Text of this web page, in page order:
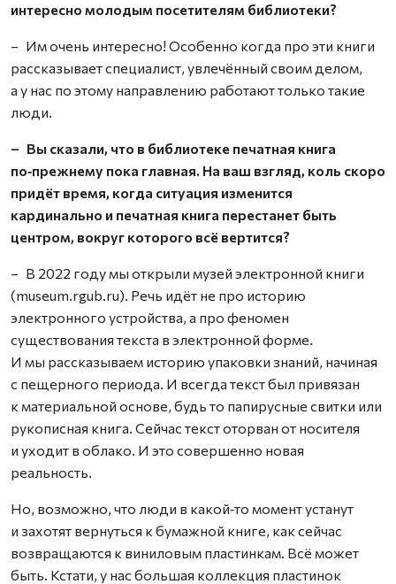
интересно молодым посетителям библиотеки?
– Им очень интересно! Особенно когда про эти книги
рассказывает специалист, увлечённый своим делом,
а у нас по этому направлению работают только такие
люди.
– Вы сказали, что в библиотеке печатная книга
по‑прежнему пока главная. На ваш взгляд, коль скоро
придёт время, когда ситуация изменится
кардинально и печатная книга перестанет быть
центром, вокруг которого всё вертится?
– В 2022 году мы открыли музей электронной книги
(museum.rgub.ru). Речь идёт не про историю
электронного устройства, а про феномен
существования текста в электронной форме.
И мы рассказываем историю упаковки знаний, начиная
с пещерного периода. И всегда текст был привязан
к материальной основе, будь то папирусные свитки или
рукописная книга. Сейчас текст оторван от носителя
и уходит в облако. И это совершенно новая
реальность.
Но, возможно, что люди в какой‑то момент устанут
и захотят вернуться к бумажной книге, как сейчас
возвращаются к виниловым пластинкам. Всё может
быть. Кстати, у нас большая коллекция пластинок